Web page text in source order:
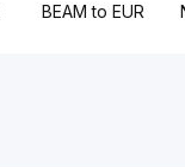
BEAM to EUR